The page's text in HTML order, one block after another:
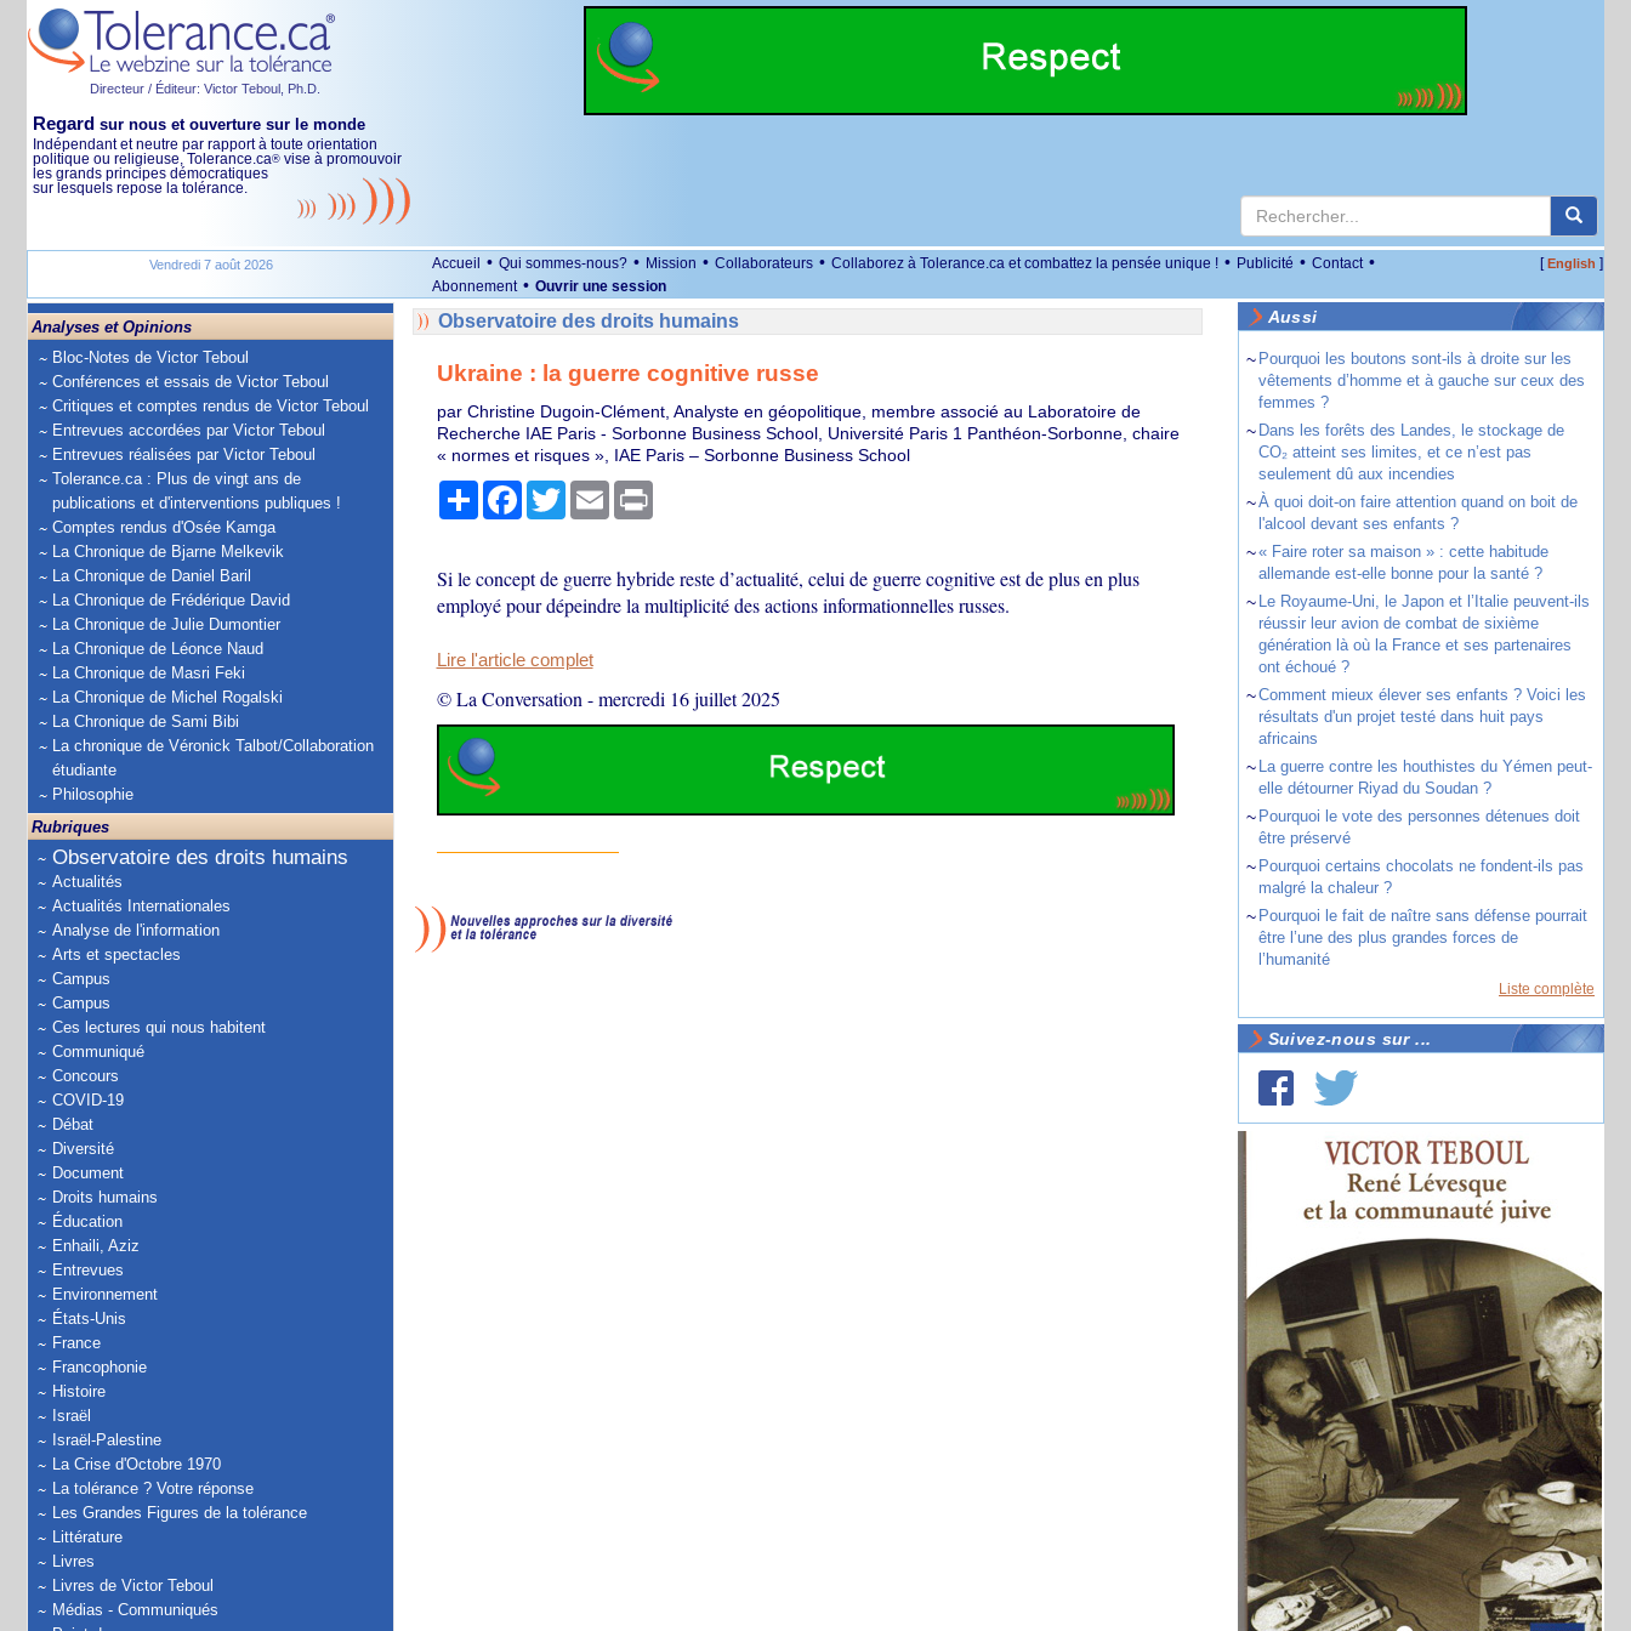
Directeur / Éditeur: Victor Teboul, Ph.D.
Regard sur nous et ouverture sur le monde
Indépendant et neutre par rapport à toute orientation
politique ou religieuse, Tolerance.ca® vise à promouvoir
les grands principes démocratiques
sur lesquels repose la tolérance.
Vendredi 7 août 2026 Accueil • Qui sommes-nous? • Mission • Collaborateurs • Collaborez à Tolerance.ca et combattez la pensée unique ! • Publicité • Contact •
Abonnement • Ouvrir une session
[English ]
Analyses et Opinions
Bloc-Notes de Victor Teboul
Conférences et essais de Victor Teboul
Critiques et comptes rendus de Victor Teboul
Entrevues accordées par Victor Teboul
Entrevues réalisées par Victor Teboul
Tolerance.ca : Plus de vingt ans de
publications et d'interventions publiques !
Comptes rendus d'Osée Kamga
La Chronique de Bjarne Melkevik
La Chronique de Daniel Baril
La Chronique de Frédérique David
La Chronique de Julie Dumontier
La Chronique de Léonce Naud
La Chronique de Masri Feki
La Chronique de Michel Rogalski
La Chronique de Sami Bibi
La chronique de Véronick Talbot/Collaboration
étudiante
Philosophie
Rubriques
Observatoire des droits humains
Actualités
Actualités Internationales
Analyse de l'information
Arts et spectacles
Campus
Campus
Ces lectures qui nous habitent
Communiqué
Concours
COVID-19
Débat
Diversité
Document
Droits humains
Éducation
Enhaili, Aziz
Entrevues
Environnement
États-Unis
France
Francophonie
Histoire
Israël
Israël-Palestine
La Crise d'Octobre 1970
La tolérance ? Votre réponse
Les Grandes Figures de la tolérance
Littérature
Livres
Livres de Victor Teboul
Médias - Communiqués
Observatoire des droits humains
Ukraine : la guerre cognitive russe
par Christine Dugoin-Clément, Analyste en géopolitique, membre associé au Laboratoire de
Recherche IAE Paris - Sorbonne Business School, Université Paris 1 Panthéon-Sorbonne, chaire
« normes et risques », IAE Paris – Sorbonne Business School
PartagerFacebook
TwitterEmail Print
Si le concept de guerre hybride reste d’actualité, celui de guerre cognitive est de plus en plus
employé pour dépeindre la multiplicité des actions informationnelles russes.
Lire l'article complet
© La Conversation -mercredi 16 juillet 2025
Aussi
~ Pourquoi les boutons sont-ils à droite sur les
vêtements d’homme et à gauche sur ceux des
femmes ?
~ Dans les forêts des Landes, le stockage de
CO₂ atteint ses limites, et ce n’est pas
seulement dû aux incendies
~À quoi doit-on faire attention quand on boit de
l'alcool devant ses enfants ?
~« Faire roter sa maison » : cette habitude
allemande est-elle bonne pour la santé ?
~ Le Royaume-Uni, le Japon et l’Italie peuvent-ils
réussir leur avion de combat de sixième
génération là où la France et ses partenaires
ont échoué ?
~Comment mieux élever ses enfants ? Voici les
résultats d'un projet testé dans huit pays
africains
~ La guerre contre les houthistes du Yémen peut-
elle détourner Riyad du Soudan ?
~ Pourquoi le vote des personnes détenues doit
être préservé
~ Pourquoi certains chocolats ne fondent-ils pas
malgré la chaleur ?
~ Pourquoi le fait de naître sans défense pourrait
être l’une des plus grandes forces de
l’humanité
Liste complète
Suivez-nous sur ...